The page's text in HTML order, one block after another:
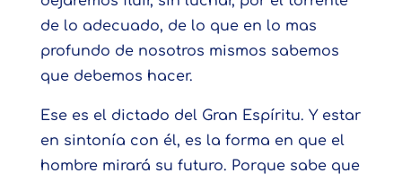
de lo adecuado, de lo que en lo mas
profundo de nosotros mismos sabemos
que debemos hacer.
Ese es el dictado del Gran Espíritu. Y estar
en sintonía con él, es la forma en que el
hombre mirará su futuro. Porque sabe que